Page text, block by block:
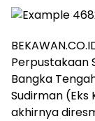
Perpustakaan
Bangka
Sudirman (Eks
akhirnya